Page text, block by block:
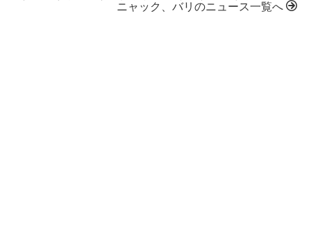
ニャック、バリのニュース一覧へ